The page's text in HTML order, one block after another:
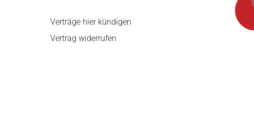
Verträge hier kündigen
Vertrag widerrufen